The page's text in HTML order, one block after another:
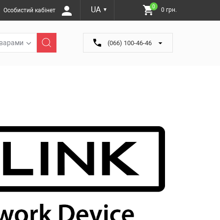
Особистий кабінет UA ▼
0 0 грн.
(066) 100-46-46